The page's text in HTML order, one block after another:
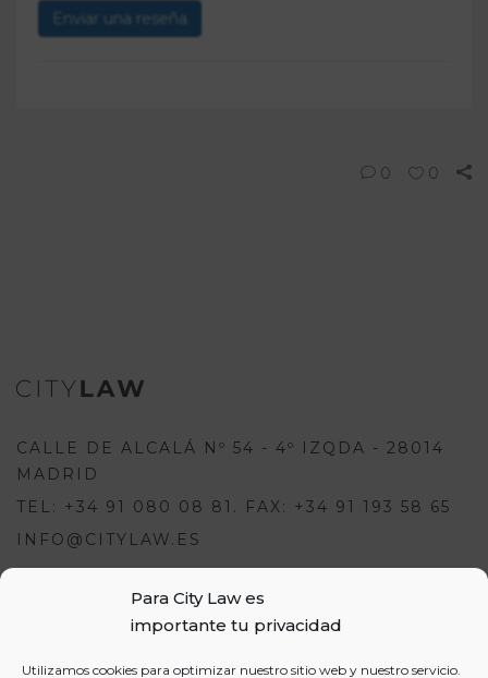
Para City Law es
importante tu privacidad
Utilizamos cookies para optimizar nuestro sitio web y nuestro servicio.
Para escribir una opinión debes
Enviar una reseña
0 0
CALLE DE ALCALÁ Nº 54 - 4º IZQDA - 28014
MADRID
TEL: +34 91 080 08 81. FAX: +34 91 193 58 65
INFO@CITYLAW.ES